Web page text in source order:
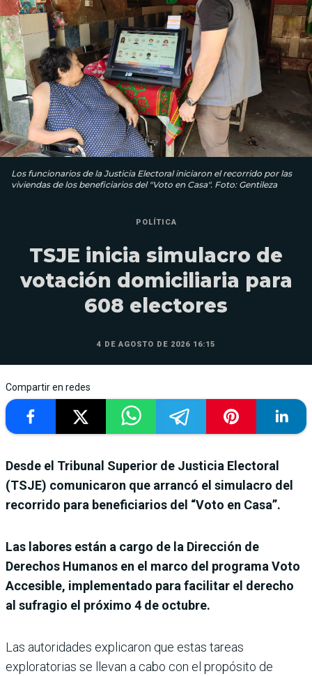
Los funcionarios de la Justicia Electoral iniciaron el recorrido por las
viviendas de los beneficiarios del "Voto en Casa". Foto: Gentileza
POLÍTICA
TSJE inicia simulacro de
votación domiciliaria para
608 electores
4 DE AGOSTO DE 2026 16:15
Compartir en redes
Desde el Tribunal Superior de Justicia Electoral
(TSJE) comunicaron que arrancó el simulacro del
recorrido para beneficiarios del “Voto en Casa”.
Las labores están a cargo de la Dirección de
Derechos Humanos en el marco del programa Voto
Accesible, implementado para facilitar el derecho
al sufragio el próximo 4 de octubre.
Las autoridades explicaron que estas tareas
exploratorias se llevan a cabo con el propósito de